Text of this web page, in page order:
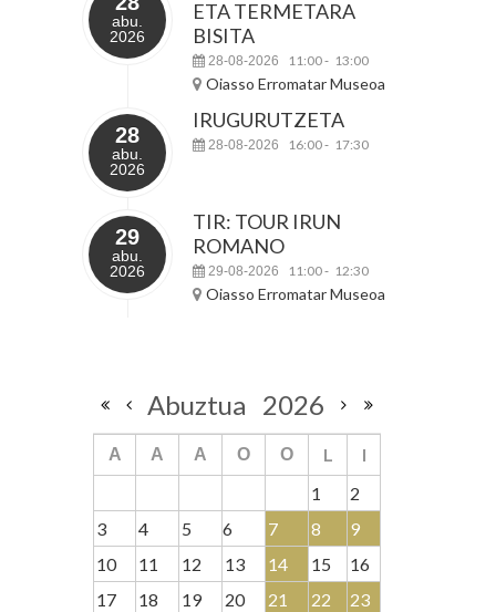
abu.
2026
ETA TERMETARA
BISITA
28-08-2026 11:00- 13:00
Oiasso Erromatar Museoa
28
abu.
2026
IRUGURUTZETA
28-08-2026 16:00- 17:30
29
abu.
2026
TIR: TOUR IRUN
ROMANO
29-08-2026 11:00- 12:30
Oiasso Erromatar Museoa
Abuztua 2026
A A A O O L
I
1
2
3
4 5 6 7 8
9
10
11 12 13 14 15
16
17
18 19 20 21 22
23